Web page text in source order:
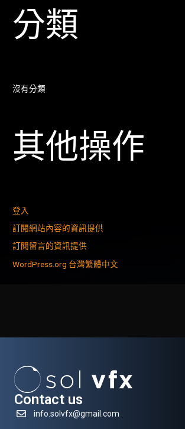
分類
沒有分類
其他操作
登入
訂閱網站內容的資訊提供
訂閱留言的資訊提供
WordPress.org 台灣繁體中文
Contact us
info.solvfx@gmail.com